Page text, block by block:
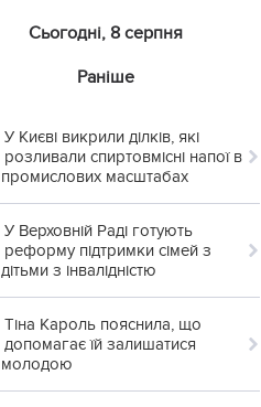
Сьогодні, 8 серпня
Раніше
У Києві викрили ділків, які
розливали спиртовмісні напої в
промислових масштабах
У Верховній Раді готують
реформу підтримки сімей з
дітьми з інвалідністю
Тіна Кароль пояснила, що
допомагає їй залишатися
молодою